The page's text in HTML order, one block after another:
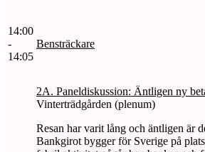
14:00
-
14:05
Bensträckare
2A. Paneldiskussion: Äntligen ny
Vinterträdgården (plenum)
Resan har varit lång och äntligen är
Bankgirot bygger för Sverige på